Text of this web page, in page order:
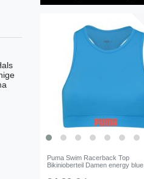
Puma Swim Racerback Top
Bikinioberteil Damen energy blue